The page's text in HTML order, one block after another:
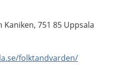
751 85 Uppsala
folktandvarden/